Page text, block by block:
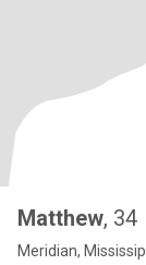
Matthew, 34
Meridian,